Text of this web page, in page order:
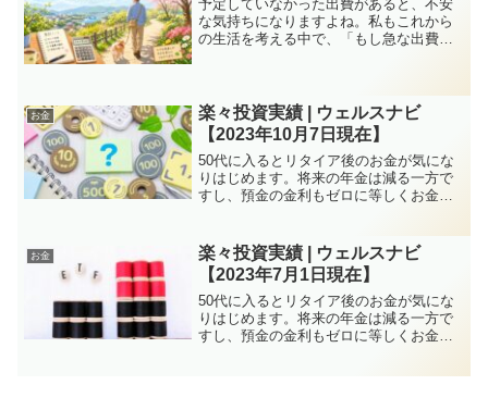
予定していなかった出費があると、不安
な気持ちになりますよね。私もこれから
の生活を考える中で、「もし急な出費が
見直すきっかけにもなるの...
お金
楽々投資実績 | ウェルスナビ
【2023年10月7日現在】
50代に入るとリタイア後のお金が気にな
りはじめます。将来の年金は減る一方で
すし、預金の金利もゼロに等しくお金を
代は資産構築にはチャンスと言えます。
株式投資、FXなど方...
お金
楽々投資実績 | ウェルスナビ
【2023年7月1日現在】
50代に入るとリタイア後のお金が気にな
りはじめます。将来の年金は減る一方で
すし、預金の金利もゼロに等しくお金を